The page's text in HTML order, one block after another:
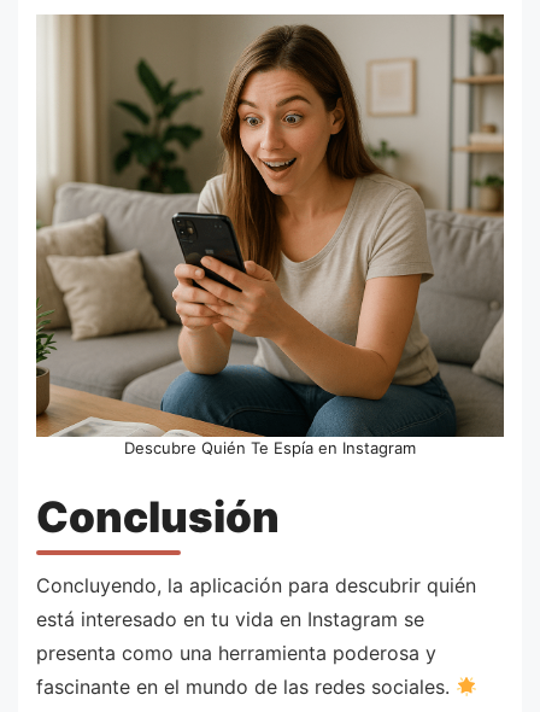
Descubre Quién Te Espía en Instagram
Conclusión
Concluyendo, la aplicación para descubrir quién
está interesado en tu vida en Instagram se
presenta como una herramienta poderosa y
fascinante en el mundo de las redes sociales.